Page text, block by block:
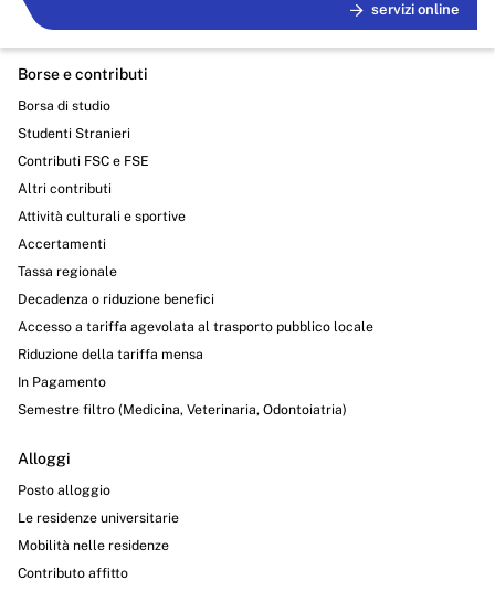
servizi online
Borse e contributi
Borsa di studio
Studenti Stranieri
Contributi FSC e FSE
Altri contributi
Attività culturali e sportive
Accertamenti
Tassa regionale
Decadenza o riduzione benefici
Accesso a tariffa agevolata al trasporto pubblico locale
Riduzione della tariffa mensa
In Pagamento
Semestre filtro (Medicina, Veterinaria, Odontoiatria)
Alloggi
Posto alloggio
Le residenze universitarie
Mobilità nelle residenze
Contributo affitto